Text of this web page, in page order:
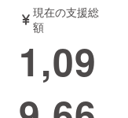
音楽
ゲーム・サ
現在の支援総
額
1,09